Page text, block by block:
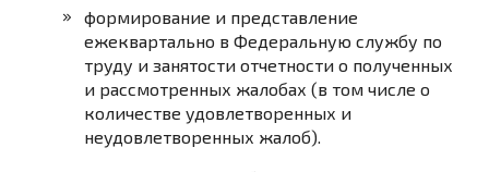
формирование и представление
ежеквартально в Федеральную службу по
труду и занятости отчетности о полученных
и рассмотренных жалобах (в том числе о
количестве удовлетворенных и
неудовлетворенных жалоб).